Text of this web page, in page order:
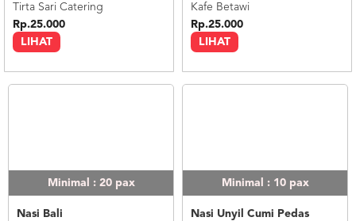
LIHAT
Tirta Sari Catering
Rp.25.000
LIHAT
Kafe Betawi
Rp.25.000
Minimal : 20 pax
Nasi Bali
Minimal : 10 pax
Nasi Unyil Cumi Pedas